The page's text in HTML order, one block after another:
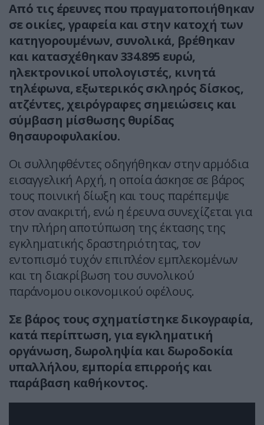
Από τις έρευνες που πραγματοποιήθηκαν
σε οικίες, γραφεία και στην κατοχή των
κατηγορουμένων, συνολικά, βρέθηκαν
και κατασχέθηκαν 334.895 ευρώ,
ηλεκτρονικοί υπολογιστές, κινητά
τηλέφωνα, εξωτερικός σκληρός δίσκος,
ατζέντες, χειρόγραφες σημειώσεις και
σύμβαση μίσθωσης θυρίδας
θησαυροφυλακίου.
Οι συλληφθέντες οδηγήθηκαν στην αρμόδια
εισαγγελική Αρχή, η οποία άσκησε σε βάρος
τους ποινική δίωξη και τους παρέπεμψε
στον ανακριτή, ενώ η έρευνα συνεχίζεται για
την πλήρη αποτύπωση της έκτασης της
εγκληματικής δραστηριότητας, τον
εντοπισμό τυχόν επιπλέον εμπλεκομένων
και τη διακρίβωση του συνολικού
παράνομου οικονομικού οφέλους.
Σε βάρος τους σχηματίστηκε δικογραφία,
κατά περίπτωση, για εγκληματική
οργάνωση, δωροληψία και δωροδοκία
υπαλλήλου, εμπορία επιρροής και
παράβαση καθήκοντος.